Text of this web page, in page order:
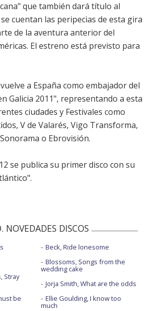
que también dará título al
cuentan las peripecias de esta gira
de la aventura anterior del
El estreno está previsto para
a España como embajador del
Galicia 2011", representando a esta
ciudades y Festivales como
V de Valarés, Vigo Transforma,
o Ebrovisión.
se publica su primer disco con su
NOVEDADES DISCOS
Stray
be
Beck, Ride lonesome
Blossoms, Songs from the
wedding cake
Jorja Smith, What are the odds
Ellie Goulding, I know too
much